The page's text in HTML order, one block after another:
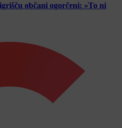
občani ogorčeni: »To ni